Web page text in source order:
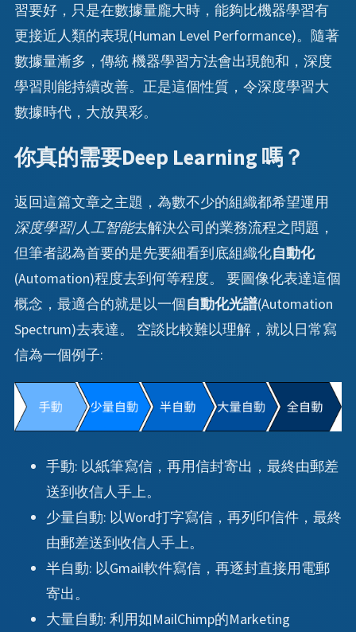
習要好，只是在數據量龐大時，能夠比機器學習有
更接近人類的表現(Human Level Performance)。隨著
數據量漸多，傳統 機器學習方法會出現飽和，深度
學習則能持續改善。正是這個性質，令深度學習大
數據時代，大放異彩。
你真的需要Deep Learning 嗎？
返回這篇文章之主題，為數不少的組織都希望運用
深度學習/人工智能去解決公司的業務流程之問題，
但筆者認為首要的是先要細看到底組織化自動化
(Automation)程度去到何等程度。 要圖像化表達這個
概念，最適合的就是以一個自動化光譜(Automation
Spectrum)去表達。 空談比較難以理解，就以日常寫
信為一個例子:
手動: 以紙筆寫信，再用信封寄出，最終由郵差
送到收信人手上。
少量自動: 以Word打字寫信，再列印信件，最終
由郵差送到收信人手上。
半自動: 以Gmail軟件寫信，再逐封直接用電郵
寄出。
大量自動: 利用如MailChimp的Marketing